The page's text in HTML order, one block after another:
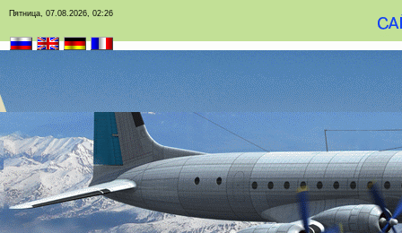
Пятница, 07.08.2026, 02:26